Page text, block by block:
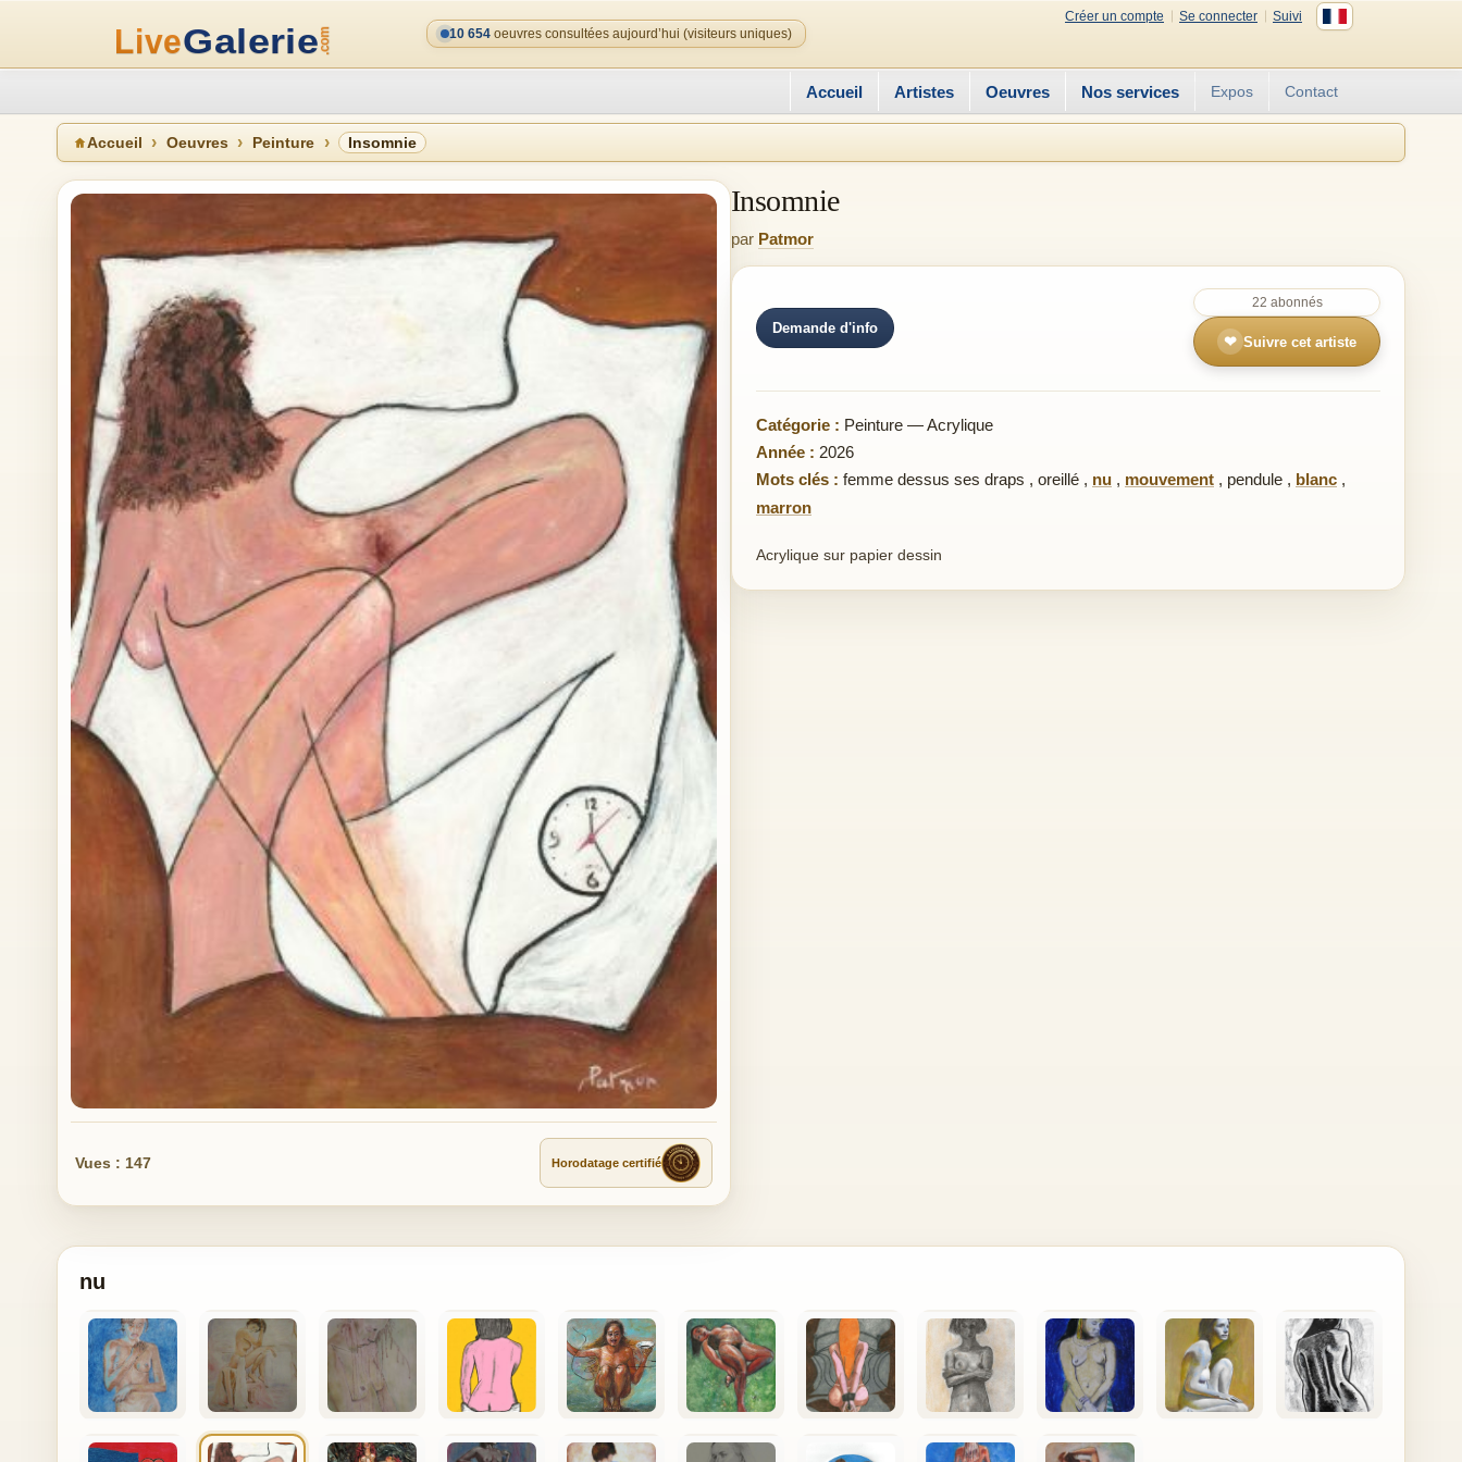
Créer un compte Se connecter
Suivi
10 654 oeuvres consultées aujourd’hui (visiteurs uniques)
Accueil Artistes Oeuvres Nos services Expos Contact
Accueil Oeuvres Peinture Insomnie
Vues : 147 Horodatage certifié
Insomnie
par Patmor
Demande d'info
22 abonnés
❤ Suivre cet artiste
Catégorie : Peinture — Acrylique
Année : 2026
Mots clés : femme dessus ses draps , oreillé , nu , mouvement , pendule , blanc ,
marron
Acrylique sur papier dessin
nu